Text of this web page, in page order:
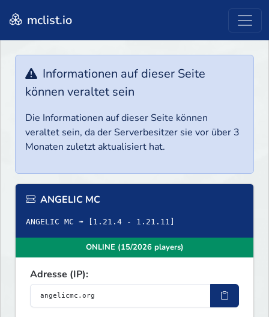
mclist.io
Informationen auf dieser Seite
können veraltet sein
Die Informationen auf dieser Seite können
veraltet sein, da der Serverbesitzer sie vor über 3
Monaten zuletzt aktualisiert hat.
ANGELIC MC
ONLINE (15/2026 players)
Adresse (IP):